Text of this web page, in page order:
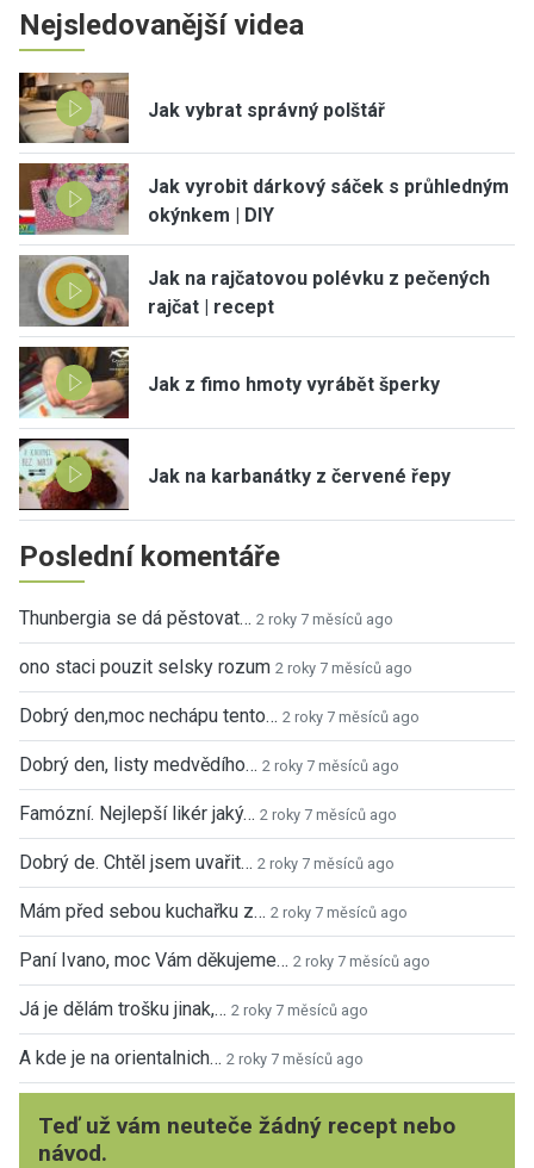
Nejsledovanější videa
Jak vybrat správný polštář
Jak vyrobit dárkový sáček s průhledným
okýnkem | DIY
Jak na rajčatovou polévku z pečených
rajčat | recept
Jak z fimo hmoty vyrábět šperky
Jak na karbanátky z červené řepy
Poslední komentáře
Thunbergia se dá pěstovat… 2 roky 7 měsíců ago
ono staci pouzit selsky rozum 2 roky 7 měsíců ago
Dobrý den,moc nechápu tento… 2 roky 7 měsíců ago
Dobrý den, listy medvědího… 2 roky 7 měsíců ago
Famózní. Nejlepší likér jaký… 2 roky 7 měsíců ago
Dobrý de. Chtěl jsem uvařit… 2 roky 7 měsíců ago
Mám před sebou kuchařku z… 2 roky 7 měsíců ago
Paní Ivano, moc Vám děkujeme… 2 roky 7 měsíců ago
Já je dělám trošku jinak,… 2 roky 7 měsíců ago
A kde je na orientalnich… 2 roky 7 měsíců ago
Teď už vám neuteče žádný recept nebo
návod.